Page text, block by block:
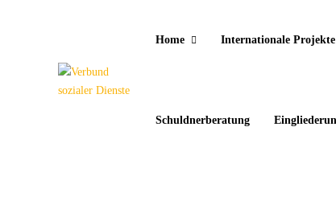
Home Internationale Projekte
Schuldnerberatung